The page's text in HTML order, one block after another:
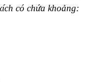
có chứa khoảng: